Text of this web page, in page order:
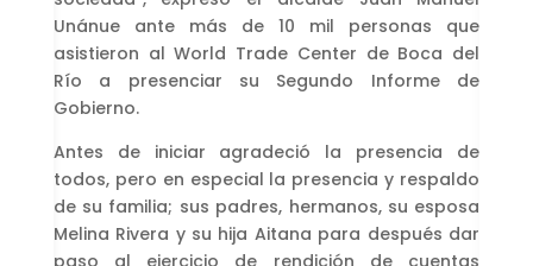
Unánue ante más de 10 mil personas que
asistieron al World Trade Center de Boca del
Río a presenciar su Segundo Informe de
Gobierno.
Antes de iniciar agradeció la presencia de
todos, pero en especial la presencia y respaldo
de su familia; sus padres, hermanos, su esposa
Melina Rivera y su hija Aitana para después dar
paso al ejercicio de rendición de cuentas